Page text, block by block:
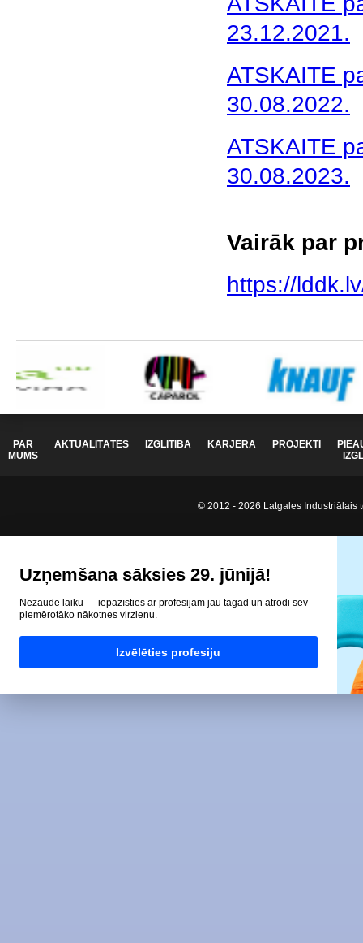
23.12.2021.
ATSKAITE
30.08.2022.
ATSKAITE
30.08.2023.
Vairāk par
https://
PAR
MUMS
AKTUALITĀTES IZGLĪTĪBA KARJERA PROJEKTI
© 2012 - 2026 Latgales Industriālais
Uzņemšana sāksies 29. jūnijā!
Nezaudē laiku — iepazīsties ar profesijām jau tagad un atrodi sev
piemērotāko nākotnes virzienu.
Izvēlēties profesiju